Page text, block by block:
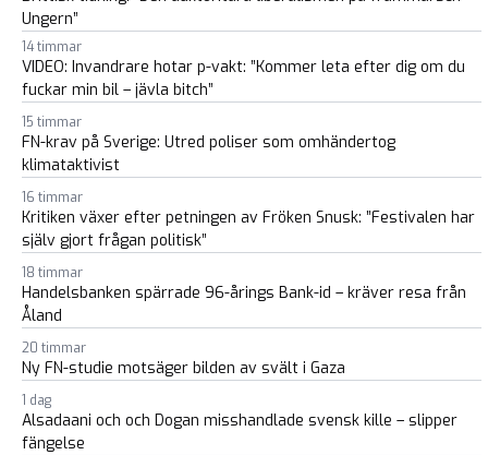
Ungern”
14 timmar
VIDEO: Invandrare hotar p-vakt: ”Kommer leta efter dig om du
fuckar min bil – jävla bitch”
15 timmar
FN-krav på Sverige: Utred poliser som omhändertog
klimataktivist
16 timmar
Kritiken växer efter petningen av Fröken Snusk: ”Festivalen har
själv gjort frågan politisk”
18 timmar
Handelsbanken spärrade 96-årings Bank-id – kräver resa från
Åland
20 timmar
Ny FN-studie motsäger bilden av svält i Gaza
1 dag
Alsadaani och och Dogan misshandlade svensk kille – slipper
fängelse